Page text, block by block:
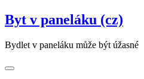
Skip
to
Byt v paneláku (cz)
Bydlet v paneláku může být úžasné